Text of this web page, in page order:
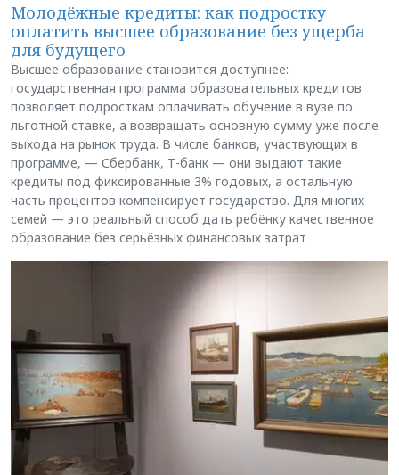
Молодёжные кредиты: как подростку
оплатить высшее образование без ущерба
для будущего
Высшее образование становится доступнее:
государственная программа образовательных кредитов
позволяет подросткам оплачивать обучение в вузе по
льготной ставке, а возвращать основную сумму уже после
выхода на рынок труда. В числе банков, участвующих в
программе, — Сбербанк, Т-банк — они выдают такие
кредиты под фиксированные 3% годовых, а остальную
часть процентов компенсирует государство. Для многих
семей — это реальный способ дать ребёнку качественное
образование без серьёзных финансовых затрат